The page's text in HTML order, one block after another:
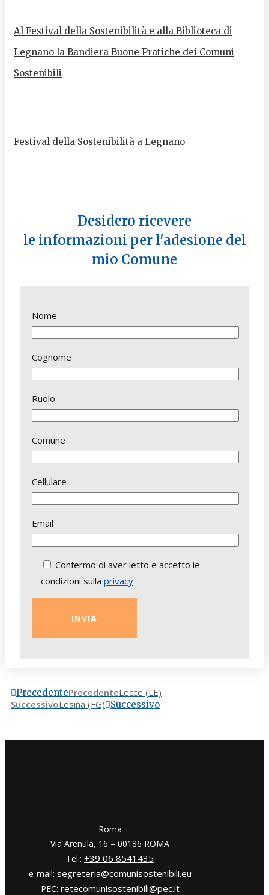
Al Festival della Sostenibilità e alla Biblioteca di
Legnano la Bandiera Buone Pratiche dei Comuni
Sostenibili
Festival della Sostenibilità a Legnano
Desidero ricevere
le informazioni per l'adesione del
mio Comune
Nome
Cognome
Ruolo
Comune
Cellulare
Email
Confermo di aver letto e accetto le
condizioni sulla privacy
PrecedentePrecedenteLecce (LE)
SuccessivoLesina (FG) Successivo
​​Roma
Via Arenula, 16 – 00186 ROMA
Tel.: +39 06 8541435
e-mail: segreteria@comunisostenibili.eu
PEC: retecomunisostenibili@pec.it